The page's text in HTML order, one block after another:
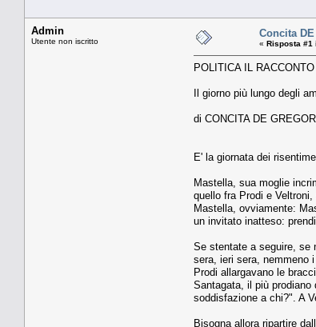
Admin
Utente non iscritto
Concita DE
« Risposta #1
POLITICA IL RACCONTO
Il giorno più lungo degli
di CONCITA DE
E' la giornata dei
Mastella, sua moglie
quello fra Prodi e
Mastella, ovviamente:
un invitato inatteso:
Se stentate a seguire, se
sera, ieri sera, nemmeno
Prodi allargavano le
Santagata, il più
soddisfazione a chi?". A
Bisogna allora ripartire